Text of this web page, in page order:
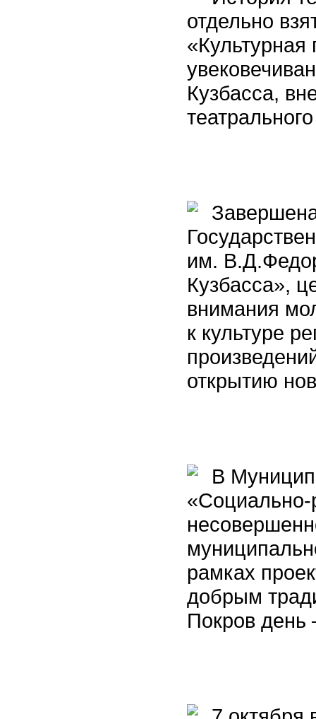
отдельно
Кузбасса,
им.
Кузбасса»,
внимания
к культуре
открытию
В
рамках
добрым
Покров день